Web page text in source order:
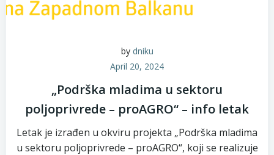
by dniku
April 20, 2024
„Podrška mladima u sektoru
poljoprivrede – proAGRO“ – info letak
Letak je izrađen u okviru projekta „Podrška mladima
u sektoru poljoprivrede – proAGRO“, koji se realizuje